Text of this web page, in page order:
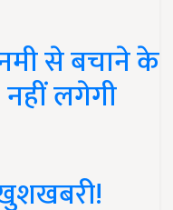
से बचाने के
लगेगी